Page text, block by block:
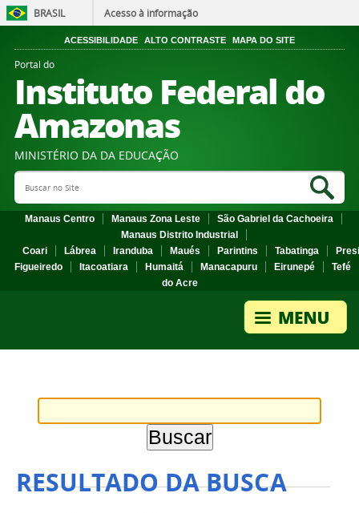
BRASIL Acesso à informação
ACESSIBILIDADE ALTO CONTRASTE MAPA DO SITE
Portal do
Instituto Federal do
Amazonas
MINISTÉRIO DA DA EDUCAÇÃO
Search Site
Manaus Centro Manaus Zona Leste
São Gabriel da Cachoeira
Manaus Distrito Industrial
Coari
Lábrea Iranduba Maués Parintins Tabatinga
Figueiredo
Itacoatiara Humaitá Manacapuru Eirunepé
Tefé
do Acre
RESULTADO DA BUSCA